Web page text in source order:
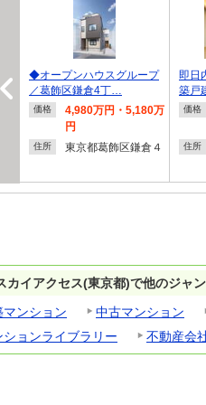
◆オープンハウスグループ
／葛飾区鎌倉4丁…
価格
4,980万円・5,180万
円
住所 東京都葛飾区鎌倉４
即日
築戸
価格
住所
カイアクセス(東京都)で他のジャ
マンション
中古マンション
ションライブラリー
不動産会